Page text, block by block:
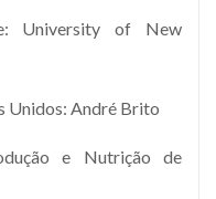
University of New
Unidos: André Brito
e Nutrição de